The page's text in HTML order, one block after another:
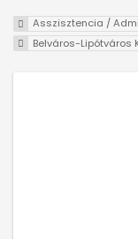
Asszisztencia /
Belváros-Lipótváros